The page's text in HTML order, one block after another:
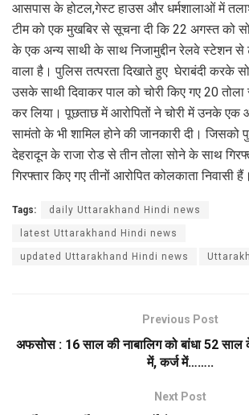
आसपास के होटल,गेस्ट हाउस और धर्मशालाओं में
टीम को एक मुखबिर से सूचना दी कि 22 अगस्त को
के एक अन्य साथी के साथ निजामुद्दीन रेलवे स्टेशन
वाला है। पुलिस तत्परता दिखाते हुए घेराबंदी करके
उसके साथी दिवाकर पाल को चोरी किए गए 20
कर लिया। पूछताछ में आरोपितों ने चोरी में उनके एक
सामंतो के भी शामिल होने की जानकारी दी। जिसको
देहरादून के राजा रोड से तीन तोला सोने के साथ
गिरफ्तार किए गए तीनों आरोपित कोलकाता निवासी हैं।
Tags: daily Uttarakhand Hindi news
latest Uttarakhand Hindi news
updated Uttarakhand Hindi news
Previous Post
अफसोस : 16 साल की नाबालिग को बांधा 52
में, कर्ज में……..
Next Post